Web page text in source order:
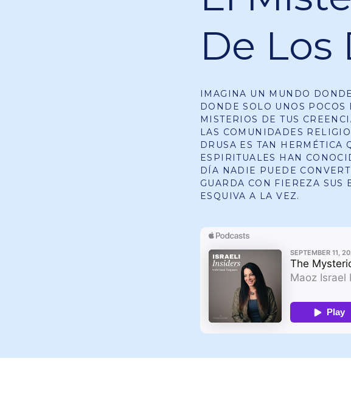
De Los
IMAGINA UN MUNDO
DONDE SOLO UNOS
MISTERIOS DE TUS
LAS COMUNIDADES
DRUSA ES TAN HERMÉTICA
ESPIRITUALES HAN
DÍA NADIE PUEDE
GUARDA CON FIEREZA SUS
ESQUIVA A LA VEZ.